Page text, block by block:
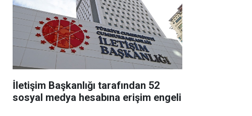
İletişim Başkanlığı tarafından 52
sosyal medya hesabına erişim engeli